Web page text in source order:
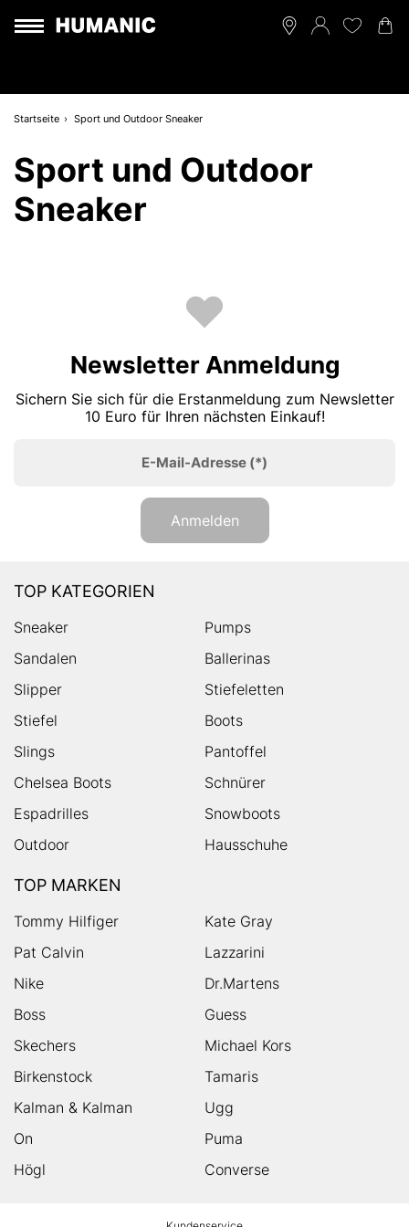
Startseite Sport und Outdoor Sneaker
Sport und Outdoor
Sneaker
Newsletter Anmeldung
Sichern Sie sich für die Erstanmeldung zum Newsletter
10 Euro für Ihren nächsten Einkauf!
E-Mail-Adresse (*)
Anmelden
TOP KATEGORIEN
Sneaker
Pumps
Sandalen
Ballerinas
Slipper
Stiefeletten
Stiefel
Boots
Slings
Pantoffel
Chelsea Boots
Schnürer
Espadrilles
Snowboots
Outdoor
Hausschuhe
TOP MARKEN
Tommy Hilfiger
Kate Gray
Pat Calvin
Lazzarini
Nike
Dr.Martens
Boss
Guess
Skechers
Michael Kors
Birkenstock
Tamaris
Kalman & Kalman
Ugg
On
Puma
Högl
Converse